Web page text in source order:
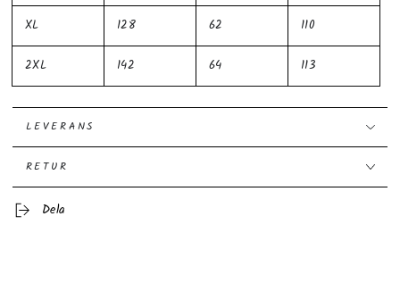
XL 128 62 110
2XL 142 64 113
LEVERANS
RETUR
Dela